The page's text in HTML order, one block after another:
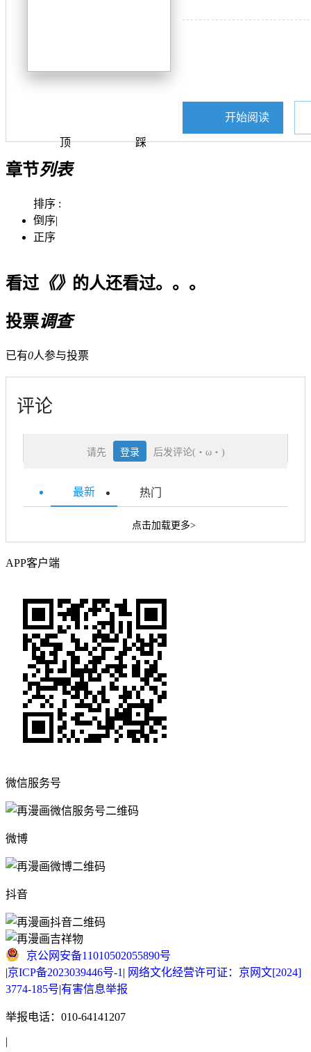
顶 踩
开始阅读
章节列表
排序 :
倒序|
正序
看过《》 的人还看过。。。
投票调查
已有0人参与投票
评论
请先 登录 后发评论(・ω・)
最新 热门
点击加载更多>
APP客户端
微信服务号
微博
抖音
京公网安备11010502055890号
|京ICP备2023039446号-1 | 网络文化经营许可证：京网文[2024]
3774-185号|有害信息举报
举报电话：010-64141207
|